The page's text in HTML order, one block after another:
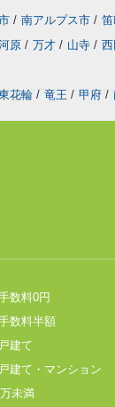
/ 南アルプス市 /
原 / 万才 / 山寺 /
花輪 / 竜王 / 甲府 /
数料0円
数料半額
建て
建て・マンション
未満